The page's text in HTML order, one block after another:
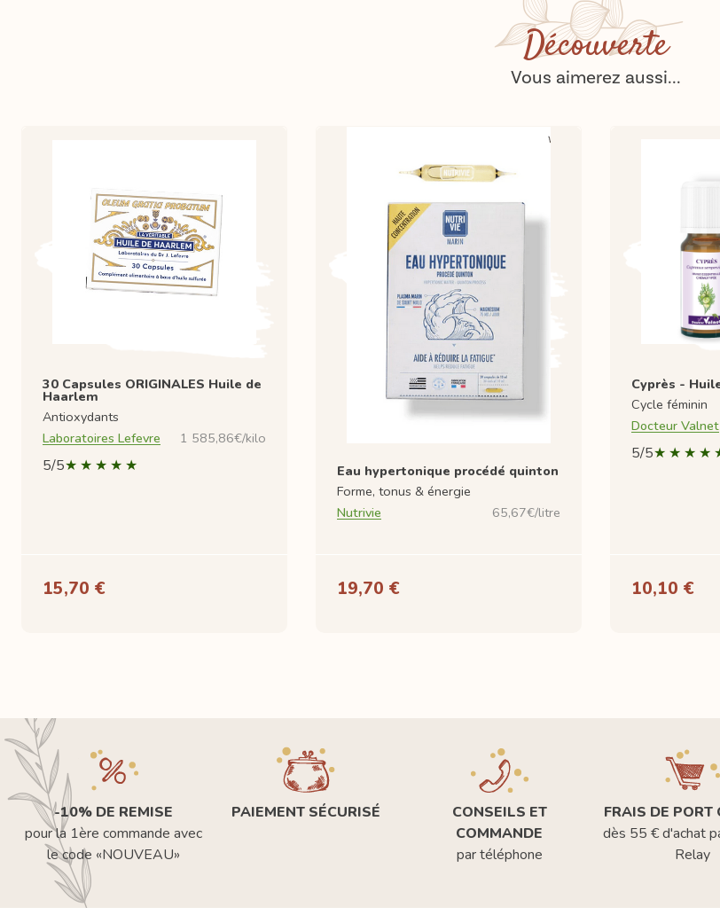
Découverte
Vous aimerez aussi...
30 Capsules ORIGINALES Huile de
Haarlem
Antioxydants
Laboratoires Lefevre
1 585,86€/kilo
5/5
15,70 €
Eau hypertonique procédé quinton
Forme, tonus & énergie
Nutrivie
65,67€/litre
19,70 €
Cyprès -
Cycle féminin
Docteur Valnet
5/5
10,10 €
-10% DE REMISE
pour la 1ère commande avec
le code «NOUVEAU»
PAIEMENT SÉCURISÉ
CONSEILS ET
COMMANDE
par téléphone
FRAIS DE PORT
dès 55 € d'achat
Relay